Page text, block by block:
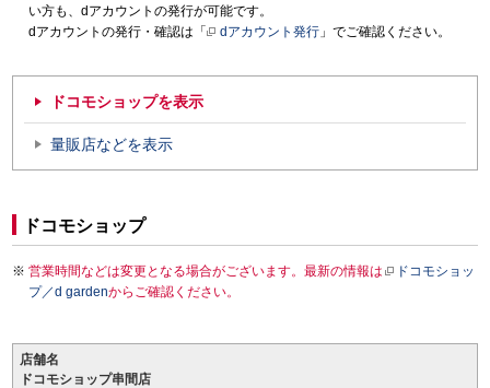
い方も、dアカウントの発行が可能です。
dアカウントの発行・確認は「
dアカウント発行 」でご確認ください。
ドコモショップを表示
量販店などを表示
ドコモショップ
営業時間などは変更となる場合がございます。最新の情報は
ドコモショッ
プ／d gardenからご確認ください。
店舗名
ドコモショップ串間店